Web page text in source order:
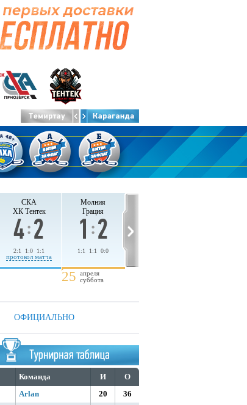
СКА
ХК Тентек
2:1 1:0 1:1
протокол матча
Молния
Грация
1:1 1:1 0:0
25 апреля
суббота
ОФИЦИАЛЬНО
Команда И
О
Arlan 20
36